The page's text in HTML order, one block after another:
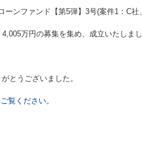
ーンファンド【第5弾】3号(案件1：C
万円の募集を集め、成立いたしま
とうございました。
覧ください。